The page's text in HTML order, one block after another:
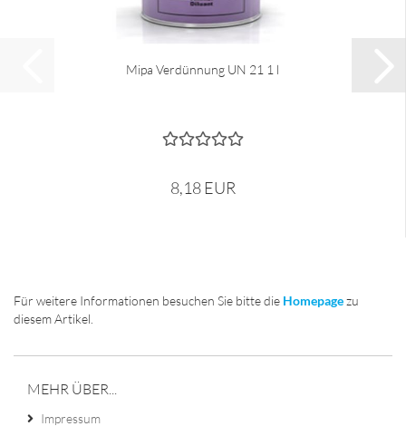
Mipa Verdünnung UN 21 1 l
8,18 EUR
Für weitere Informationen besuchen Sie bitte die Homepagezu
diesem Artikel.
MEHR ÜBER...
Impressum